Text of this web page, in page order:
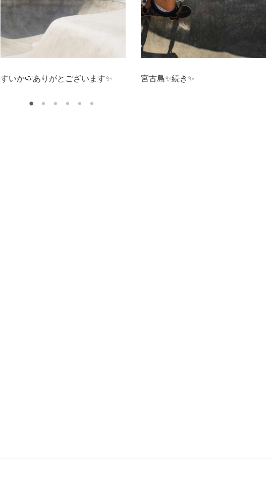
すいか🍉ありがとございます✨ 宮古島✨続き✨